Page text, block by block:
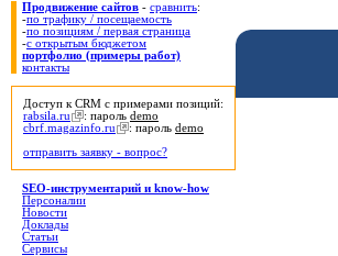
Продвижение сайтов - сравнить:
-по трафику / посещаемость
-по позициям / первая страница
-с открытым бюджетом
портфолио (примеры работ)
контакты
Доступ к CRM с примерами позиций:
rabsila.ru
: пароль demo
cbrf.magazinfo.ru
: пароль demo
отправить заявку - вопрос?
SEO-инструментарий и know-how
Персоналии
Новости
Доклады
Статьи
Сервисы